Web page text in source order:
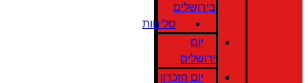
בירושלים
סליחות
יום
ירושלים
יום הזכרון